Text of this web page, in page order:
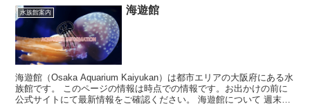
水族館案内 海遊館
海遊館（Osaka Aquarium Kaiyukan）は都市エリアの大阪府にある水
族館です。 このページの情報は時点での情報です。お出かけの前に
公式サイトにて最新情報をご確認ください。 海遊館について 週末限